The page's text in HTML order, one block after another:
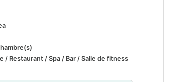
/ Restaurant / Spa / Bar / Salle de fitness